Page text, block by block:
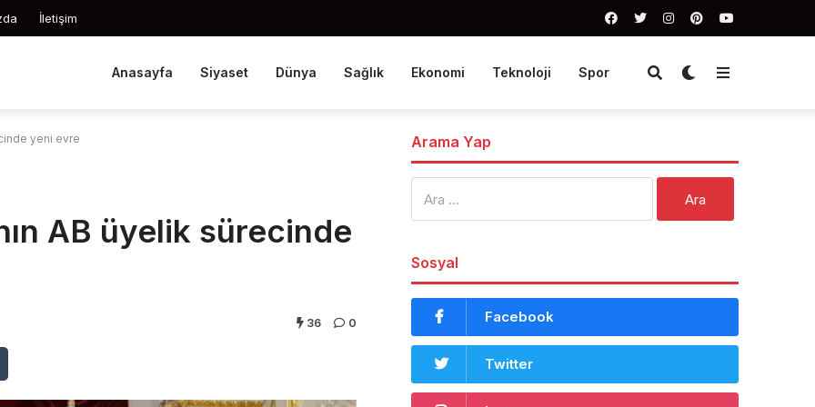
İletişim
Anasayfa Siyaset Dünya Sağlık Ekonomi Teknoloji Spor
yeni evre
AB üyelik sürecinde
36 0
Arama Yap
Sosyal
Facebook
Twitter